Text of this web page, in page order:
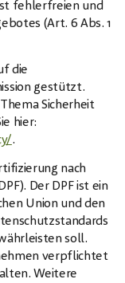
fehlerfreien und
(Art. 6 Abs. 1
die
gestützt.
Sicherheit
hier:
.
nach
Der DPF ist ein
Union und den
soll.
verpflichtet
Weitere